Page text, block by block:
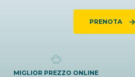
PRENOTA
MIGLIOR PREZZO ONLINE